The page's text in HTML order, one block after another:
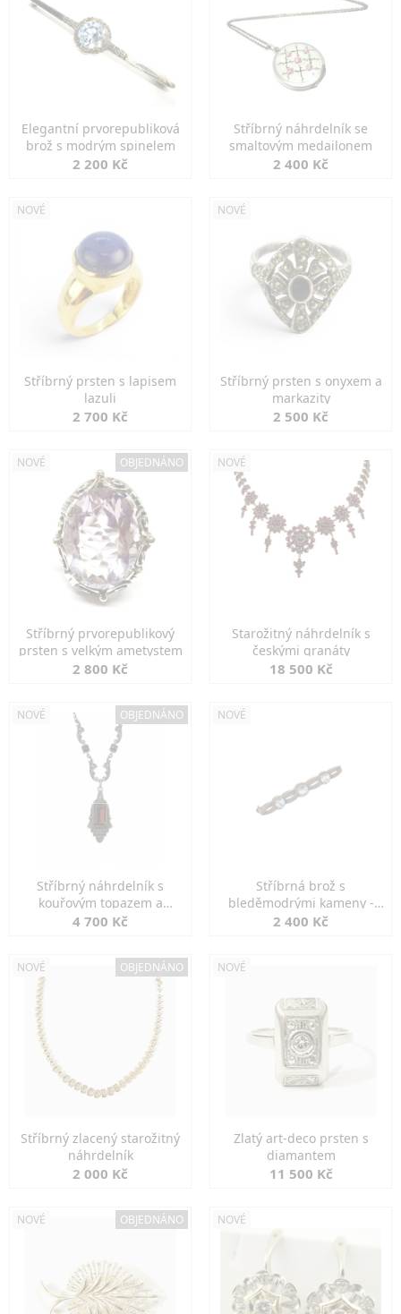
Elegantní prvorepubliková
brož s modrým spinelem
2 200 Kč
Stříbrný náhrdelník se
smaltovým medailonem
2 400 Kč
NOVÉ
Stříbrný prsten s lapisem
lazuli
2 700 Kč
NOVÉ
Stříbrný prsten s onyxem a
markazity
2 500 Kč
NOVÉ OBJEDNÁNO
Stříbrný prvorepublikový
prsten s velkým ametystem
2 800 Kč
NOVÉ
Starožitný náhrdelník s
českými granáty
18 500 Kč
NOVÉ OBJEDNÁNO
Stříbrný náhrdelník s
kouřovým topazem a
markazity
4 700 Kč
NOVÉ
Stříbrná brož s
bleděmodrými kameny -
jemná elegance
2 400 Kč
NOVÉ OBJEDNÁNO
Stříbrný zlacený starožitný
náhrdelník
2 000 Kč
NOVÉ
Zlatý art-deco prsten s
diamantem
11 500 Kč
NOVÉ OBJEDNÁNO NOVÉ